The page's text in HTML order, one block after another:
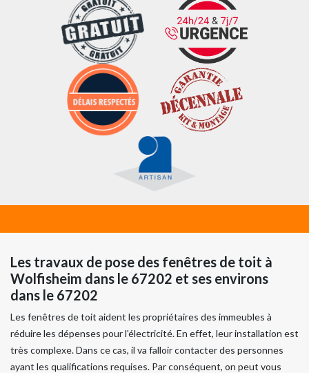
Les travaux de pose des fenêtres de toit à
Wolfisheim dans le 67202 et ses environs
dans le 67202
Les fenêtres de toit aident les propriétaires des immeubles à
réduire les dépenses pour l'électricité. En effet, leur installation est
très complexe. Dans ce cas, il va falloir contacter des personnes
ayant les qualifications requises. Par conséquent, on peut vous